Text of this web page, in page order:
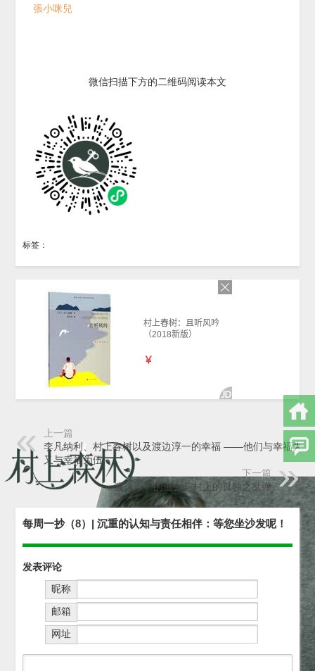
張小咪兒
微信扫描下方的二维码阅读本文
标签：
上一篇
李凡纳利、村上春树以及渡边淳一的幸福 ——他们与幸福为敌
又与幸福为伍
下一篇
渡边淳一的逝去与村上的孤独之乱弹
每周一抄（8）| 沉重的认知与责任相伴：等您坐沙发呢！
发表评论
昵称
邮箱
网址